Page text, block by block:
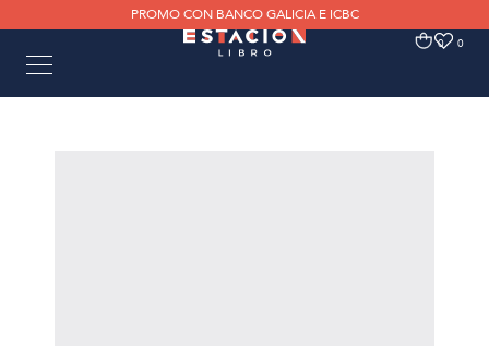
PROMO CON BANCO GALICIA E ICBC
0 0